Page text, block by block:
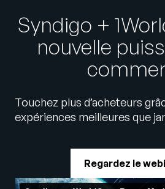
Solutions
Partenaires
Ressources
Syndigo +
nouvelle
Touchez plus d’acheteurs
expériences meilleures que
Regardez le